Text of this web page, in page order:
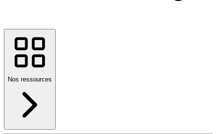
Nos ressources